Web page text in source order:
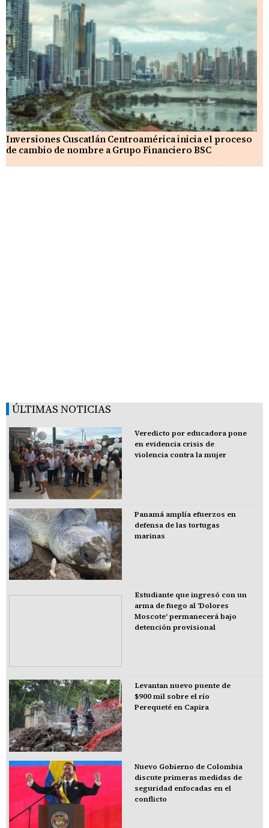
Inversiones Cuscatlán Centroamérica inicia el proceso
de cambio de nombre a Grupo Financiero BSC
ÚLTIMAS NOTICIAS
Veredicto por educadora pone
en evidencia crisis de
violencia contra la mujer
Panamá amplía efuerzos en
defensa de las tortugas
marinas
Estudiante que ingresó con un
arma de fuego al 'Dolores
Moscote' permanecerá bajo
detención provisional
Levantan nuevo puente de
$900 mil sobre el río
Perequeté en Capira
Nuevo Gobierno de Colombia
discute primeras medidas de
seguridad enfocadas en el
conflicto